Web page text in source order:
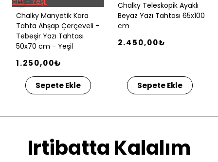
Chalky Manyetik Kara
Tahta Ahşap Çerçeveli -
Tebeşir Yazı Tahtası
50x70 cm - Yeşil
1.250,00₺
Sepete Ekle
Chalky Teleskopik Ayaklı
Beyaz Yazı Tahtası 65x100
cm
2.450,00₺
Sepete Ekle
Irtibatta Kalalım